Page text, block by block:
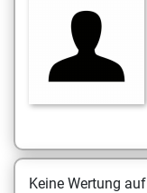
Keine Wertung auf